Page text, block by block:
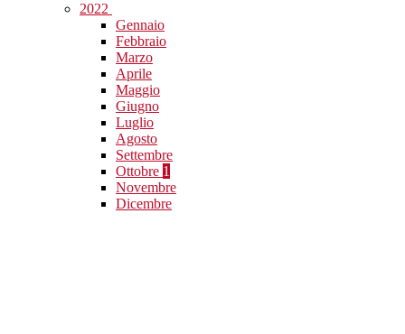
2022
Gennaio
Febbraio
Marzo
Aprile
Maggio
Giugno
Luglio
Agosto
Settembre
Ottobre 1
Novembre
Dicembre